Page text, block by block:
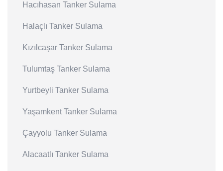
Hacıhasan Tanker Sulama
Halaçlı Tanker Sulama
Kızılcaşar Tanker Sulama
Tulumtaş Tanker Sulama
Yurtbeyli Tanker Sulama
Yaşamkent Tanker Sulama
Çayyolu Tanker Sulama
Alacaatlı Tanker Sulama